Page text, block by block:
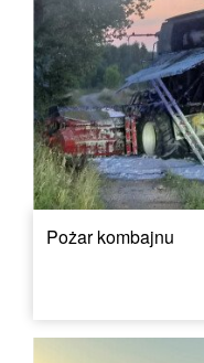
Pożar kombajnu